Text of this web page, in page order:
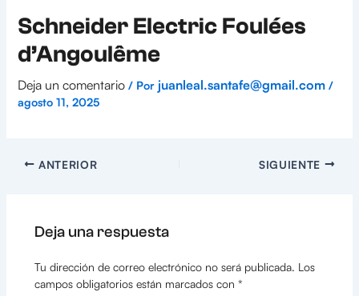
Schneider Electric Foulées
d’Angoulême
Deja un comentario / Por juanleal.santafe@gmail.com /
agosto 11, 2025
ANTERIOR SIGUIENTE
Deja una respuesta
Tu dirección de correo electrónico no será publicada. Los
campos obligatorios están marcados con *